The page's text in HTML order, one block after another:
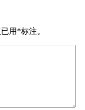
用 *标注。